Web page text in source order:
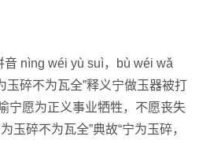
音 nìng wéi yù suì，bù wéi wǎ
玉碎不为瓦全”释义宁做玉器被打
宁愿为正义事业牺牲，不愿丧失
玉碎不为瓦全”典故“宁为玉碎，